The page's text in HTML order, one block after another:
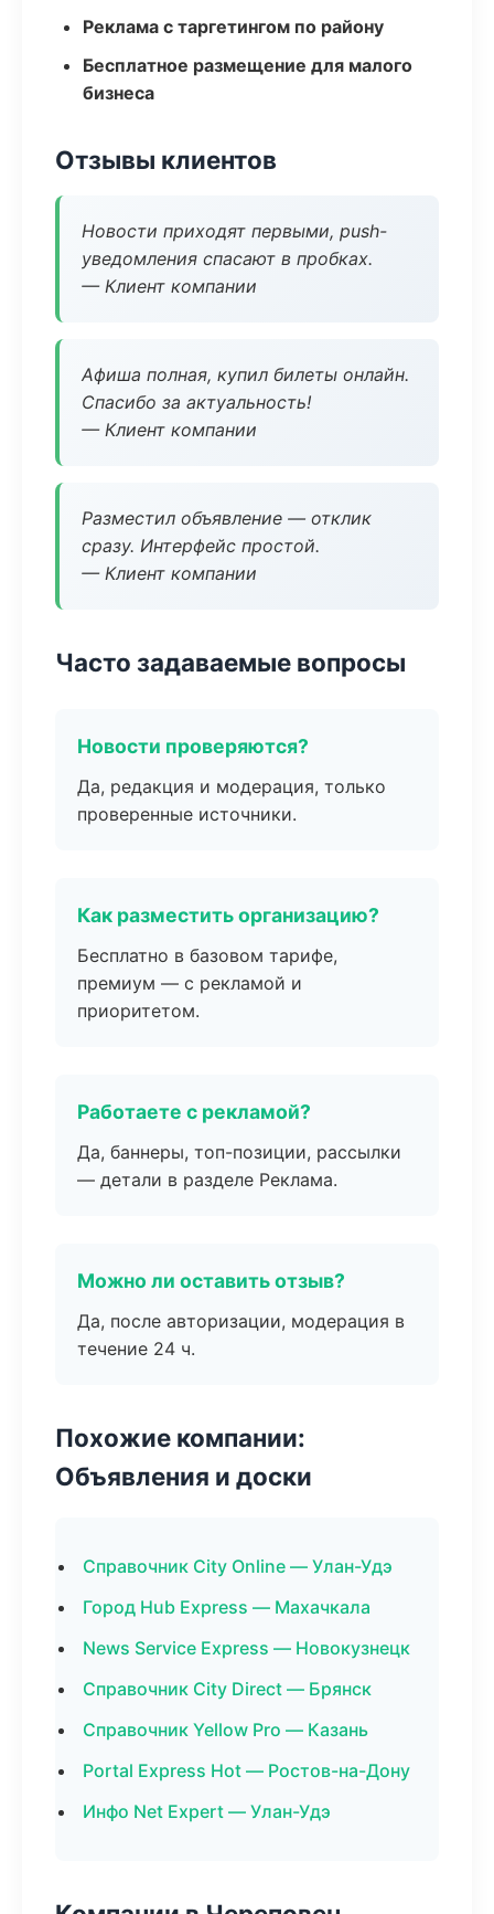
Реклама с таргетингом по району
Бесплатное размещение для малого
бизнеса
Отзывы клиентов
Новости приходят первыми, push-
уведомления спасают в пробках.
— Клиент компании
Афиша полная, купил билеты онлайн.
Спасибо за актуальность!
— Клиент компании
Разместил объявление — отклик
сразу. Интерфейс простой.
— Клиент компании
Часто задаваемые вопросы
Новости проверяются?
Да, редакция и модерация, только
проверенные источники.
Как разместить организацию?
Бесплатно в базовом тарифе,
премиум — с рекламой и
приоритетом.
Работаете с рекламой?
Да, баннеры, топ-позиции, рассылки
— детали в разделе Реклама.
Можно ли оставить отзыв?
Да, после авторизации, модерация в
течение 24 ч.
Похожие компании:
Объявления и доски
Справочник City Online — Улан-Удэ
Город Hub Express — Махачкала
News Service Express — Новокузнецк
Справочник City Direct — Брянск
Справочник Yellow Pro — Казань
Portal Express Hot — Ростов-на-Дону
Инфо Net Expert — Улан-Удэ